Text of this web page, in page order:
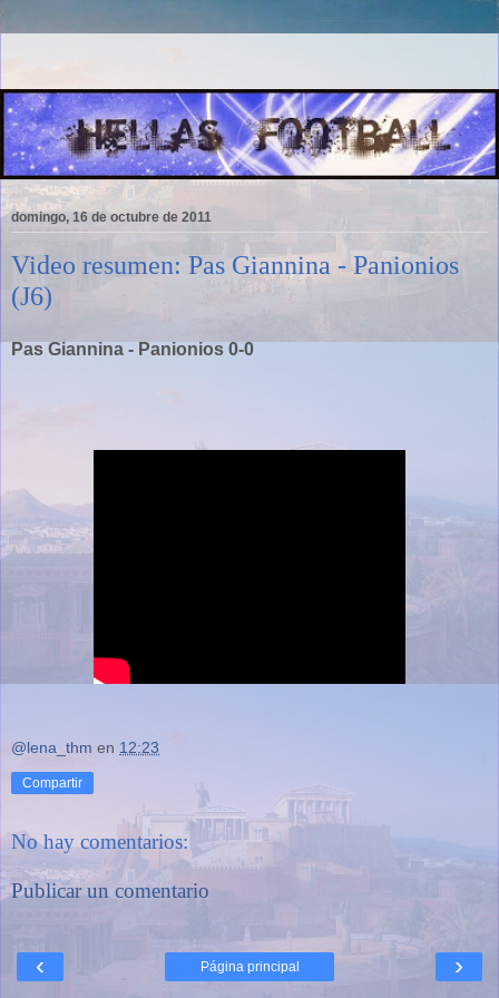
domingo, 16 de octubre de 2011
Video resumen: Pas Giannina - Panionios
(J6)
Pas Giannina - Panionios 0-0
@lena_thm en 12:23
Compartir
No hay comentarios:
Publicar un comentario
‹ ›
Página principal